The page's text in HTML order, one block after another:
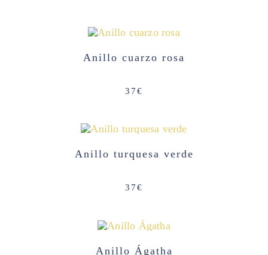
Anillo cuarzo rosa
37€
Anillo turquesa verde
37€
Anillo Ágatha